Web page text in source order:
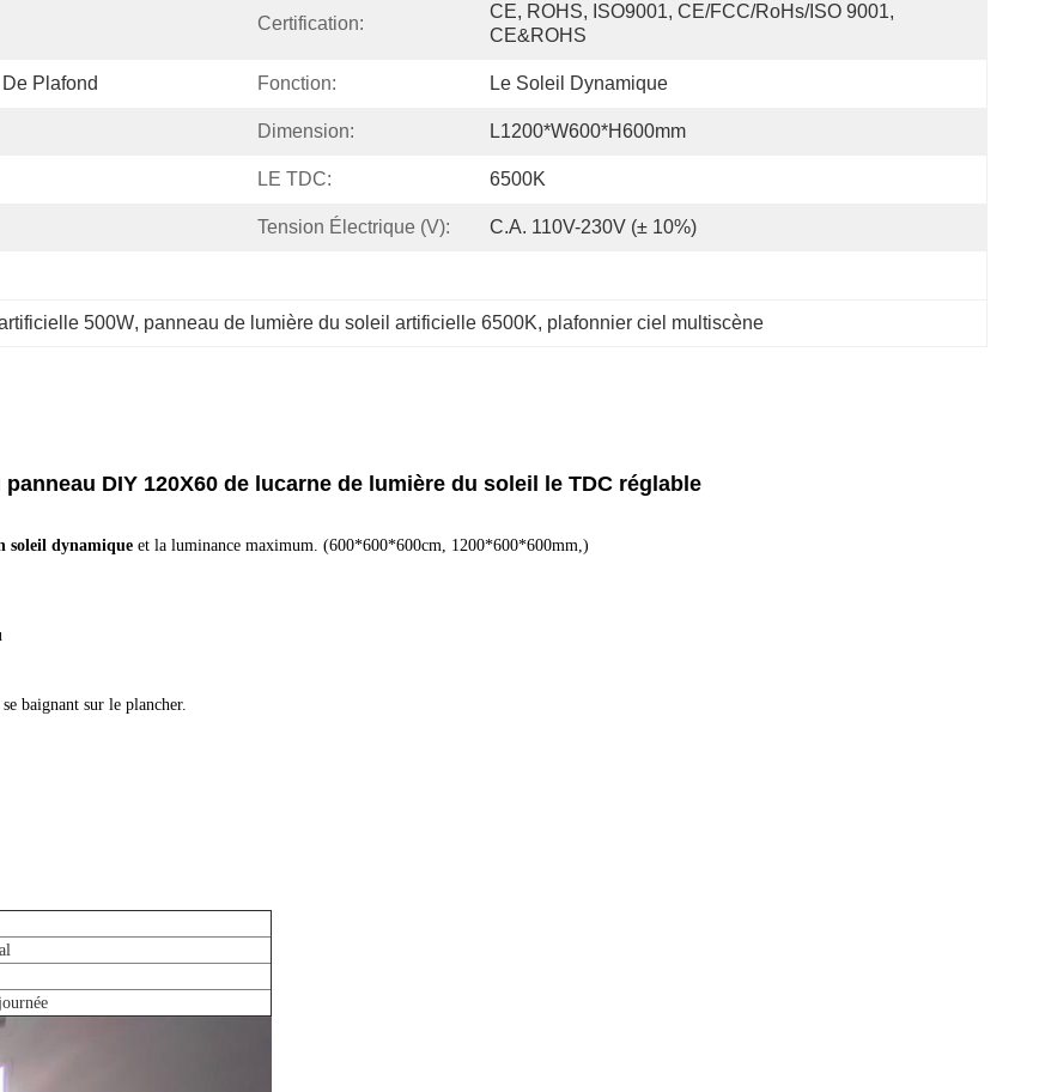
Certification:
CE, ROHS, ISO9001, CE/FCC/RoHs/ISO 9001,
CE&ROHS
Plafond Fonction: Le Soleil Dynamique
Dimension: L1200*W600*H600mm
LE TDC: 6500K
Tension Électrique (V): C.A. 110V-230V (± 10%)
500W, panneau de lumière du soleil artificielle 6500K, plafonnier ciel multiscène
DIY 120X60 de lucarne de lumière du soleil le TDC réglable
soleil dynamique et la luminance maximum. (600*600*600cm, 1200*600*600mm,)
baignant sur le plancher.